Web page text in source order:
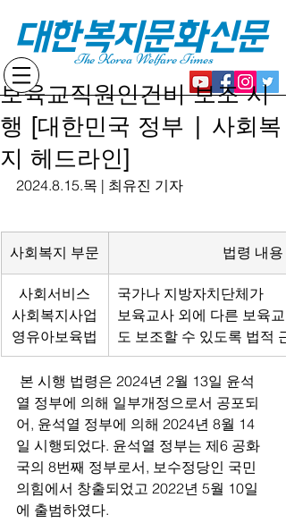
대한복지문화신문
The Korea Welfare Times
보육교직원인건비 보조 시
행 [대한민국 정부 | 사회복
지 헤드라인]
2024.8.15.목 | 최유진 기자
사회복지 부문 법령 내용
사회서비스
사회복지사업
영유아보육법
국가나 지방자치단체가
보육교사 외에 다른 보육교
도 보조할 수 있도록 법적
열 정부에 의해 일부개정으로서 공포되
어, 윤석열 정부에 의해 2024년 8월 14
일 시행되었다. 윤석열 정부는 제6 공화
국의 8번째 정부로서, 보수정당인 국민
의힘에서 창출되었고 2022년 5월 10일
에 출범하였다.